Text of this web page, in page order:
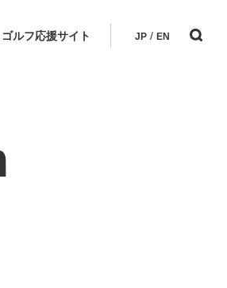
ゴルフ応援サイト JP / EN